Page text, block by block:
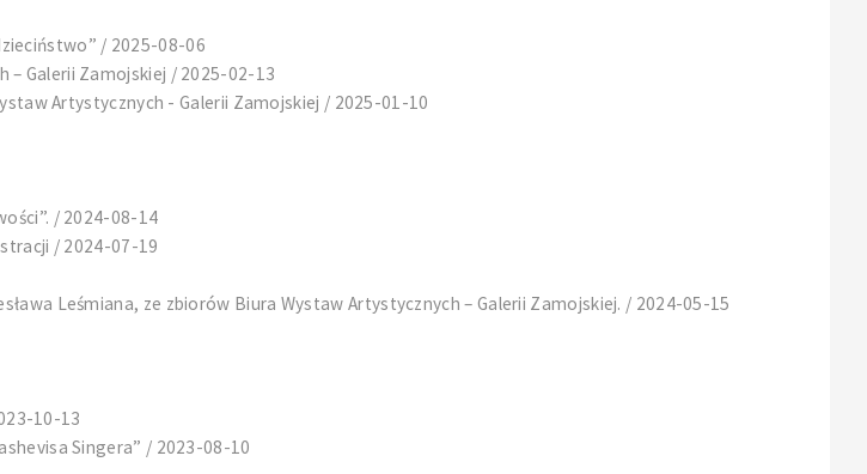
/ 2025-08-06
– Galerii Zamojskiej / 2025-02-13
Artystycznych - Galerii Zamojskiej / 2025-01-10
/ 2024-08-14
/ 2024-07-19
Leśmiana, ze zbiorów Biura Wystaw Artystycznych – Galerii Zamojskiej. / 2024-05-15
10-13
Singera” / 2023-08-10